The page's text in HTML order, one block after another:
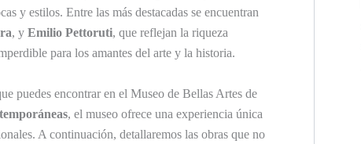
y estilos. Entre las más destacadas se encuentran
, y Emilio Pettoruti, que reflejan la riqueza
para los amantes del arte y la historia.
puedes encontrar en el Museo de Bellas Artes de
, el museo ofrece una experiencia única
A continuación, detallaremos las obras que no